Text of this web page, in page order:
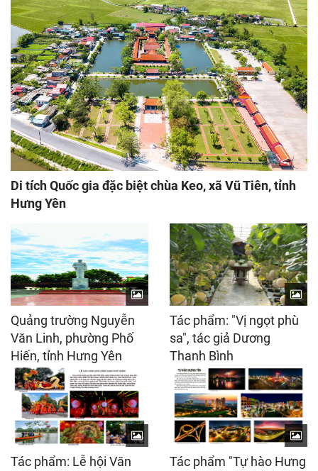
Di tích Quốc gia đặc biệt chùa Keo, xã Vũ Tiên, tỉnh
Hưng Yên
Quảng trường Nguyễn
Văn Linh, phường Phố
Hiến, tỉnh Hưng Yên
Tác phẩm: "Vị ngọt phù
sa", tác giả Dương
Thanh Bình
Tác phẩm: Lễ hội Văn
Tác phẩm "Tự hào Hưng